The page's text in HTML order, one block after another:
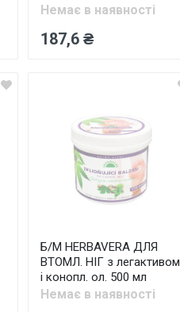
Немає в наявності
187,6 ₴
Б/М HERBAVERA ДЛЯ
ВТОМЛ. НІГ з легактивом
і конопл. ол. 500 мл
Немає в наявності